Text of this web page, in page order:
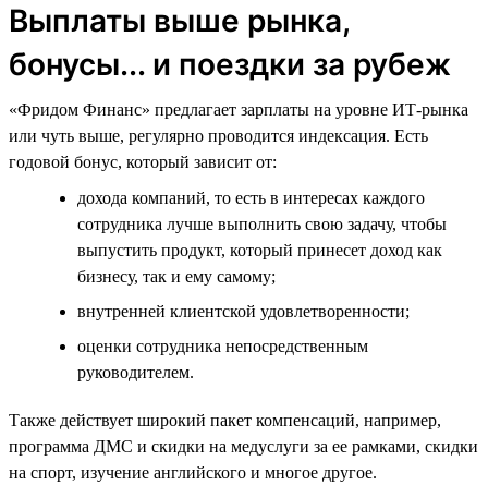
Выплаты выше рынка,
бонусы... и поездки за рубеж
«Фридом Финанс» предлагает зарплаты на уровне ИТ-рынка
или чуть выше, регулярно проводится индексация. Есть
годовой бонус, который зависит от:
дохода компаний, то есть в интересах каждого
сотрудника лучше выполнить свою задачу, чтобы
выпустить продукт, который принесет доход как
бизнесу, так и ему самому;
внутренней клиентской удовлетворенности;
оценки сотрудника непосредственным
руководителем.
Также действует широкий пакет компенсаций, например,
программа ДМС и скидки на медуслуги за ее рамками, скидки
на спорт, изучение английского и многое другое.